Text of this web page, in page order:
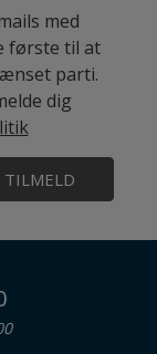
med
første til at
parti.
dig
TILMELD